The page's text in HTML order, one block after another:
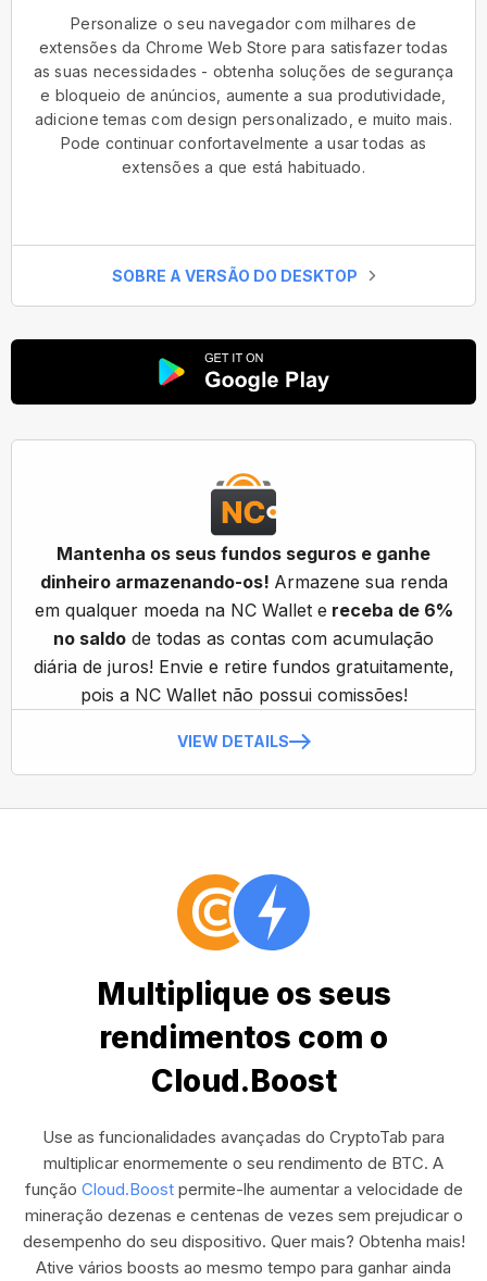
Personalize o seu navegador com milhares de
extensões da Chrome Web Store para satisfazer todas
as suas necessidades - obtenha soluções de segurança
e bloqueio de anúncios, aumente a sua produtividade,
adicione temas com design personalizado, e muito mais.
Pode continuar confortavelmente a usar todas as
extensões a que está habituado.
SOBRE A VERSÃO DO DESKTOP
Mantenha os seus fundos seguros e ganhe
dinheiro armazenando-os! Armazene sua renda
em qualquer moeda na NC Wallet e receba de 6%
no saldo de todas as contas com acumulação
diária de juros! Envie e retire fundos gratuitamente,
pois a NC Wallet não possui comissões!
VIEW DETAILS
Multiplique os seus
rendimentos com o
Cloud.Boost
Use as funcionalidades avançadas do CryptoTab para
multiplicar enormemente o seu rendimento de BTC. A
função Cloud.Boostpermite-lhe aumentar a velocidade de
mineração dezenas e centenas de vezes sem prejudicar o
desempenho do seu dispositivo. Quer mais? Obtenha mais!
Ative vários boosts ao mesmo tempo para ganhar ainda